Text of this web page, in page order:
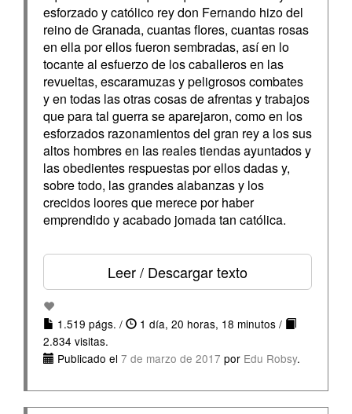
esforzado y católico rey don Fernando hizo del
reino de Granada, cuantas flores, cuantas rosas
en ella por ellos fueron sembradas, así en lo
tocante al esfuerzo de los caballeros en las
revueltas, escaramuzas y peligrosos combates
y en todas las otras cosas de afrentas y trabajos
que para tal guerra se aparejaron, como en los
esforzados razonamientos del gran rey a los sus
altos hombres en las reales tiendas ayuntados y
las obedientes respuestas por ellos dadas y,
sobre todo, las grandes alabanzas y los
crecidos loores que merece por haber
emprendido y acabado jomada tan católica.
Leer / Descargar texto
1.519 págs. /
1 día, 20 horas, 18 minutos /
2.834 visitas.
Publicado el 7 de marzo de 2017 por Edu Robsy.